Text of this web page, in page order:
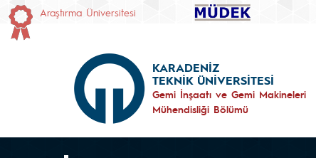
Araştırma Üniversitesi
KARADENİZ
TEKNİK ÜNİVERSİTESİ
Gemi İnşaatı ve Gemi Makineleri
Mühendisliği Bölümü